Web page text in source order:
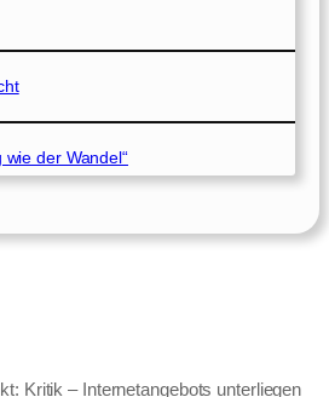
der Wandel“
Kritik – Internetangebots unterliegen